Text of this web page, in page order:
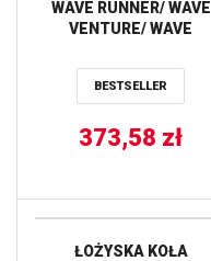
WAVE RUNNER/ WAVE
VENTURE/ WAVE
VENTURE, GP/XL/SUV
1200 ’97-’04 (84.50MM)
BESTSELLER
373,58 zł
ŁOŻYSKA KOŁA